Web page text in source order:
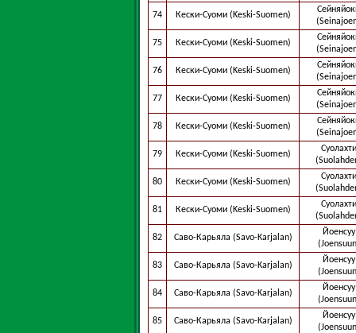
74 Кески-Суоми (Keski-Suomen)
75 Кески-Суоми (Keski-Suomen)
76 Кески-Суоми (Keski-Suomen)
77 Кески-Суоми (Keski-Suomen)
78 Кески-Суоми (Keski-Suomen)
79 Кески-Суоми (Keski-Suomen)
Суолахти
80 Кески-Суоми (Keski-Suomen)
Суолахти
81 Кески-Суоми (Keski-Suomen)
Суолахти
82 Саво-Карьяла (Savo-Karjalan)
Йоенсуу
83 Саво-Карьяла (Savo-Karjalan)
Йоенсуу
84 Саво-Карьяла (Savo-Karjalan)
Йоенсуу
85 Саво-Карьяла (Savo-Karjalan)
Йоенсуу